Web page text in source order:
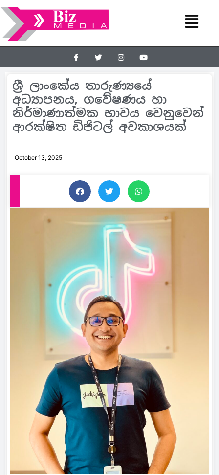
ශ්‍රී ලාංකේය තාරුණ්‍යයේ
අධ්‍යාපනය, ගවේෂණය හා
නිර්මාණාත්මක භාවය වෙනුවෙන්
ආරක්ෂිත ඩිජිටල් අවකාශයක්
October 13, 2025